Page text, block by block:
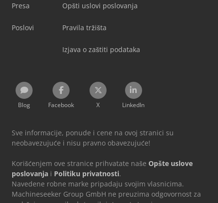
Presa
Poslovi
Opšti uslovi poslovanja
Pravila tržišta
Izjava o zaštiti podataka
Blog Facebook X LinkedIn
Sve informacije, ponude i cene na ovoj stranici su
neobavezujuće i nisu pravno obavezujuće!
Korišćenjem ove stranice prihvatate naše Opšte uslove
poslovanja i Politiku privatnosti.
Navedene robne marke pripadaju svojim vlasnicima.
Machineseeker Group GmbH ne preuzima odgovornost za